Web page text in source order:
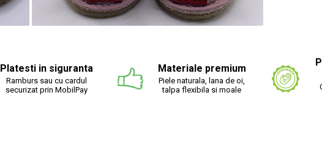
Platesti in siguranta
Ramburs sau cu cardul
securizat prin MobilPay
Materiale premium
Piele naturala, lana de oi,
talpa flexibila si moale